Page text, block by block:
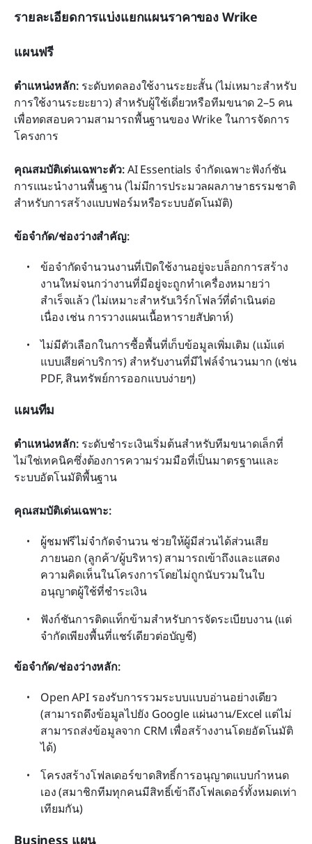
รายละเอียดการแบ่งแยกแผนราคาของ Wrike
แผนฟรี
ตำแหน่งหลัก: ระดับทดลองใช้งานระยะสั้น (ไม่เหมาะสำหรับ
การใช้งานระยะยาว) สำหรับผู้ใช้เดี่ยวหรือทีมขนาด 2–5 คน
เพื่อทดสอบความสามารถพื้นฐานของ Wrike ในการจัดการ
โครงการ
คุณสมบัติเด่นเฉพาะตัว: AI Essentials จำกัดเฉพาะฟังก์ชัน
การแนะนำงานพื้นฐาน (ไม่มีการประมวลผลภาษาธรรมชาติ
สำหรับการสร้างแบบฟอร์มหรือระบบอัตโนมัติ)
ข้อจำกัด/ช่องว่างสำคัญ:
ข้อจำกัดจำนวนงานที่เปิดใช้งานอยู่จะบล็อกการสร้าง
งานใหม่จนกว่างานที่มีอยู่จะถูกทำเครื่องหมายว่า
สำเร็จแล้ว (ไม่เหมาะสำหรับเวิร์กโฟลว์ที่ดำเนินต่อ
เนื่อง เช่น การวางแผนเนื้อหารายสัปดาห์)
ไม่มีตัวเลือกในการซื้อพื้นที่เก็บข้อมูลเพิ่มเติม (แม้แต่
แบบเสียค่าบริการ) สำหรับงานที่มีไฟล์จำนวนมาก (เช่น
PDF, สินทรัพย์การออกแบบง่ายๆ)
แผนทีม
ตำแหน่งหลัก: ระดับชำระเงินเริ่มต้นสำหรับทีมขนาดเล็กที่
ไม่ใช่เทคนิคซึ่งต้องการความร่วมมือที่เป็นมาตรฐานและ
ระบบอัตโนมัติพื้นฐาน
คุณสมบัติเด่นเฉพาะ:
ผู้ชมฟรีไม่จำกัดจำนวน ช่วยให้ผู้มีส่วนได้ส่วนเสีย
ภายนอก (ลูกค้า/ผู้บริหาร) สามารถเข้าถึงและแสดง
ความคิดเห็นในโครงการโดยไม่ถูกนับรวมในใบ
อนุญาตผู้ใช้ที่ชำระเงิน
ฟังก์ชันการติดแท็กข้ามสำหรับการจัดระเบียบงาน (แต่
จำกัดเพียงพื้นที่แชร์เดียวต่อบัญชี)
ข้อจำกัด/ช่องว่างหลัก:
Open API รองรับการรวมระบบแบบอ่านอย่างเดียว
(สามารถดึงข้อมูลไปยัง Google แผ่นงาน/Excel แต่ไม่
สามารถส่งข้อมูลจาก CRM เพื่อสร้างงานโดยอัตโนมัติ
ได้)
โครงสร้างโฟลเดอร์ขาดสิทธิ์การอนุญาตแบบกำหนด
เอง (สมาชิกทีมทุกคนมีสิทธิ์เข้าถึงโฟลเดอร์ทั้งหมดเท่า
เทียมกัน)
Business แผน